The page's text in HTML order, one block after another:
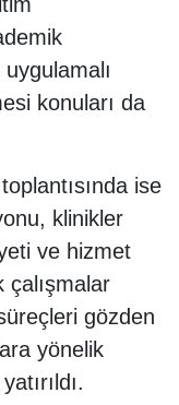
konuları da
ise
klinikler
ve hizmet
çalışmalar
gözden
yönelik